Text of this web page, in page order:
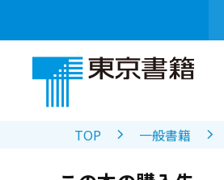
TOP 一般書籍